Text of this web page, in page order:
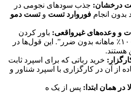
درخشان: جذب سودهای نجومی در
بدون انجام فوروارد تست وتست دمو
و وعده‌های غیرواقعی: باور کردن
جملاتی مانند “سود ۱۰۰٪ ماهانه بدون ضرر”. این قول‌ها در
هستند.
خرید رباتی که برای اسپرد ثابت
از آن در کارگزاری با اسپرد شناور و
در همان ابتدا: پس از یک ه